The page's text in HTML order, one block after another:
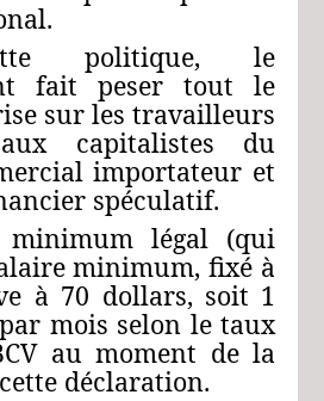
politique, le
fait peser tout le
sur les travailleurs
capitalistes du
importateur et
spéculatif.
minimum légal (qui
minimum, fixé à
à 70 dollars, soit 1
mois selon le taux
au moment de la
déclaration.